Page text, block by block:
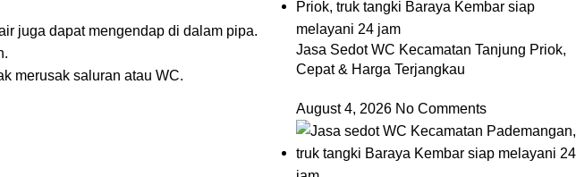
juga dapat mengendap di dalam pipa.
merusak saluran atau WC.
Jasa Sedot WC Kecamatan Tanjung Priok,
Cepat & Harga Terjangkau
August 4, 2026 No Comments